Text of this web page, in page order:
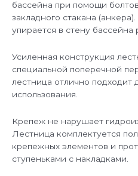
бассейна при помощи
закладного стакана
упирается в стену
Усиленная конструкция
специальной поперечной
лестница отлично подходит
использования.
Крепеж не нарушает
Лестница комплектуется
крепежных элементов и
ступеньками с накладками.